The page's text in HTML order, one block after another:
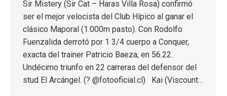
Sir Mistery (Sir Cat – Haras Villa Rosa) confirmó
ser el mejor velocista del Club Hípico al ganar el
clásico Maporal (1.000m pasto). Con Rodolfo
Fuenzalida derrotó por 1 3/4 cuerpo a Conquer,
exacta del trainer Patricio Baeza, en 56.22.
Undécimo triunfo en 22 carreras del defensor del
stud El Arcángel. (? @fotooficial.cl) Kai (Viscount…